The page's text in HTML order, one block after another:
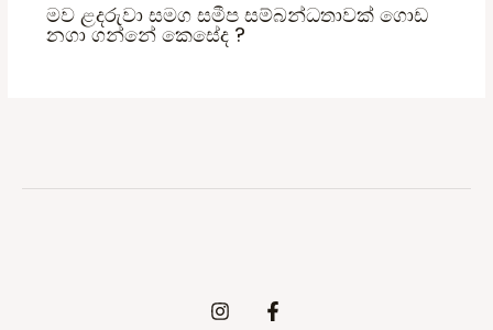
මව ළදරුවා සමග සමීප සම්බන්ධතාවක් ගොඩ
නගා ගන්නේ කෙසේද ?